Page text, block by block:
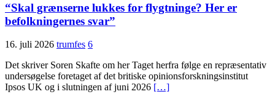
“Skal grænserne lukkes for flygtninge? Her er
befolkningernes svar”
16. juli 2026 trumfes 6
Det skriver Soren Skafte om her Taget herfra følge en repræsentativ
undersøgelse foretaget af det britiske opinionsforskningsinstitut
Ipsos UK og i slutningen af juni 2026 […]